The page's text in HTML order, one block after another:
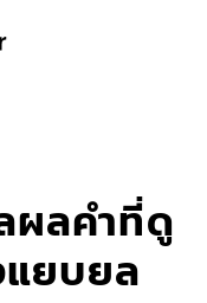
ผลคำที่ดู
แยบยล